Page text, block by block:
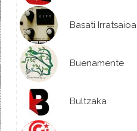
Basati Irratsaioa
Buenamente
Bultzaka